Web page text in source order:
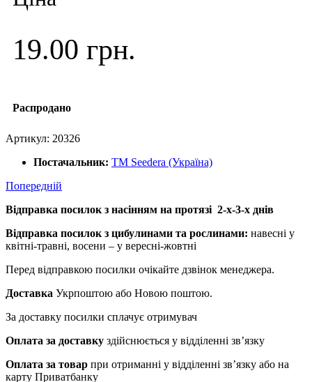
19.00 грн.
Распродано
Артикул: 20326
Постачальник: ТМ Seedera (Україна)
Попередній
Відправка посилок з насінням на протязі 2-х-3-х днів
Відправка посилок з цибулинами та рослинами: навесні у
квітні-травні, восени – у вересні-жовтні
Перед відправкою посилки очікайте дзвінок менеджера.
Доставка Укрпоштою або Новою поштою.
За доставку посилки сплачує отримувач
Оплата за доставку здійснюється у відділенні зв’язку
Оплата за товар при отриманні у відділенні зв’язку або на
карту Приватбанку